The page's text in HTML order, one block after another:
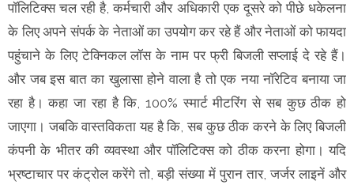
पॉलिटिक्स चल रही है, कर्मचारी और अधिकारी एक दूसरे को पीछे धकेलना
के लिए अपने संपर्क के नेताओं का उपयोग कर रहे हैं और नेताओं को फायदा
पहुंचाने के लिए टेक्निकल लॉस के नाम पर फ्री बिजली सप्लाई दे रहे हैं।
और जब इस बात का खुलासा होने वाला है तो एक नया नॉरेटिव बनाया जा
रहा है। कहा जा रहा है कि, 100% स्मार्ट मीटरिंग से सब कुछ ठीक हो
जाएगा। जबकि वास्तविकता यह है कि, सब कुछ ठीक करने के लिए बिजली
कंपनी के भीतर की व्यवस्था और पॉलिटिक्स को ठीक करना होगा। यदि
भ्रष्टाचार पर कंट्रोल करेंगे तो, बड़ी संख्या में पुरान तार, जर्जर लाइनें और